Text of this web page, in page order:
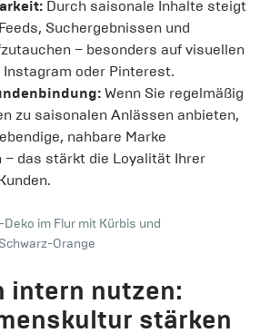
Durch saisonale Inhalte steigt
Suchergebnissen und
– besonders auf visuellen
oder Pinterest.
Wenn Sie regelmäßig
zu saisonalen Anlässen anbieten,
nahbare Marke
– das stärkt die Loyalität Ihrer
im Flur mit Kürbis und
Orange
intern nutzen:
stärken